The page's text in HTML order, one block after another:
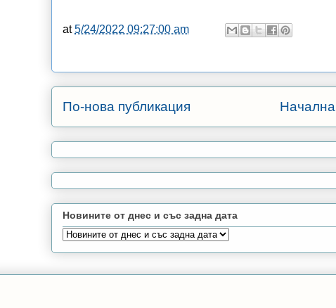
at5/24/2022 09:27:00 am
По-нова публикация
Новините от днес и със задна дата